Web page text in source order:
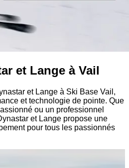
et Lange à Vail
et Lange à Ski Base Vail,
et technologie de pointe. Que
ou un professionnel
et Lange propose une
pour tous les passionnés